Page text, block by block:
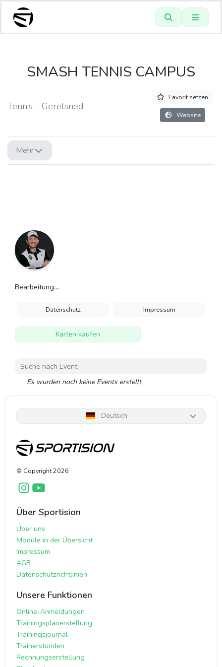
SMASH TENNIS CAMPUS
Tennis - Geretsried
Favorit setzen
Website
Mehr
Bearbeitung....
Datenschutz Impressum
Karten kaufen
Es wurden noch keine Events erstellt
Deutsch
© Copyright2026
Über Sportision
Über uns
Module in der Übersicht
Impressum
AGB
Datenschutzrichtlinien
Unsere Funktionen
Online-Anmeldungen
Trainingsplanerstellung
Trainingsjournal
Trainerstunden
Rechnungserstellung